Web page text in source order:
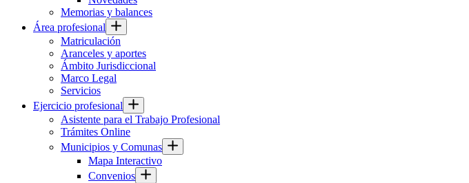
Memorias y balances
Área profesional
Matriculación
Aranceles y aportes
Ámbito Jurisdiccional
Marco Legal
Servicios
Ejercicio profesional
Asistente para el Trabajo Profesional
Trámites Online
Municipios y Comunas
Mapa Interactivo
Convenios